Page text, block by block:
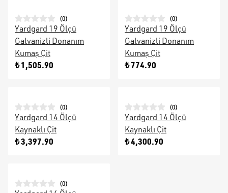
(0)
Yardgard 19 Ölçü
Galvanizli Donanım
Kumaş Çit
₺ 1,505.90
(0)
Yardgard 19 Ölçü
Galvanizli Donanım
Kumaş Çit
₺ 774.90
(0)
Yardgard 14 Ölçü
Kaynaklı Çit
₺ 3,397.90
(0)
Yardgard 14 Ölçü
Kaynaklı Çit
₺ 4,300.90
(0)